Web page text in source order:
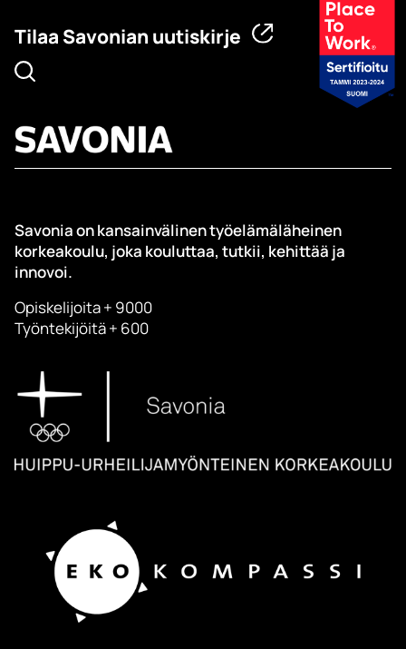
Tilaa Savonian uutiskirje
Savonia on kansainvälinen työelämäläheinen
korkeakoulu, joka kouluttaa, tutkii, kehittää ja
innovoi.
Opiskelijoita + 9000
Työntekijöitä + 600